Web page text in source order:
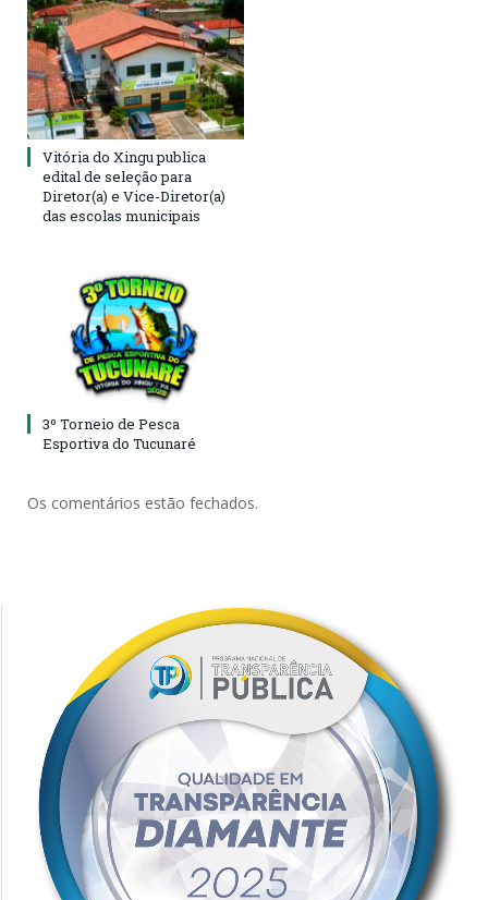
Vitória do Xingu publica
edital de seleção para
Diretor(a) e Vice-Diretor(a)
das escolas municipais
3º Torneio de Pesca
Esportiva do Tucunaré
Os comentários estão fechados.